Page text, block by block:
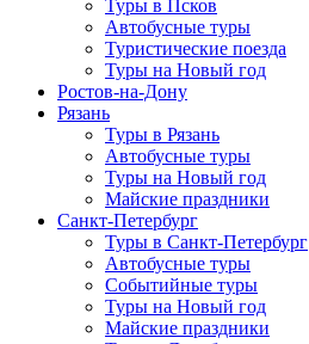
Туры в Псков
Автобусные туры
Туристические поезда
Туры на Новый год
Ростов-на-Дону
Рязань
Туры в Рязань
Автобусные туры
Туры на Новый год
Майские праздники
Санкт-Петербург
Туры в Санкт-Петербург
Автобусные туры
Событийные туры
Туры на Новый год
Майские праздники